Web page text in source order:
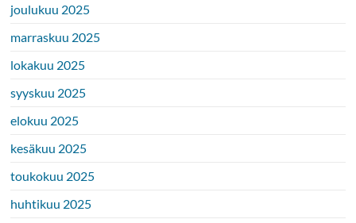
joulukuu 2025
marraskuu 2025
lokakuu 2025
syyskuu 2025
elokuu 2025
kesäkuu 2025
toukokuu 2025
huhtikuu 2025